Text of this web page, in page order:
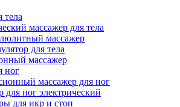
тела
массажер для тела
массажер
для тела
массажер
ног
массажер для ног
для ног электрический
для икр и стоп